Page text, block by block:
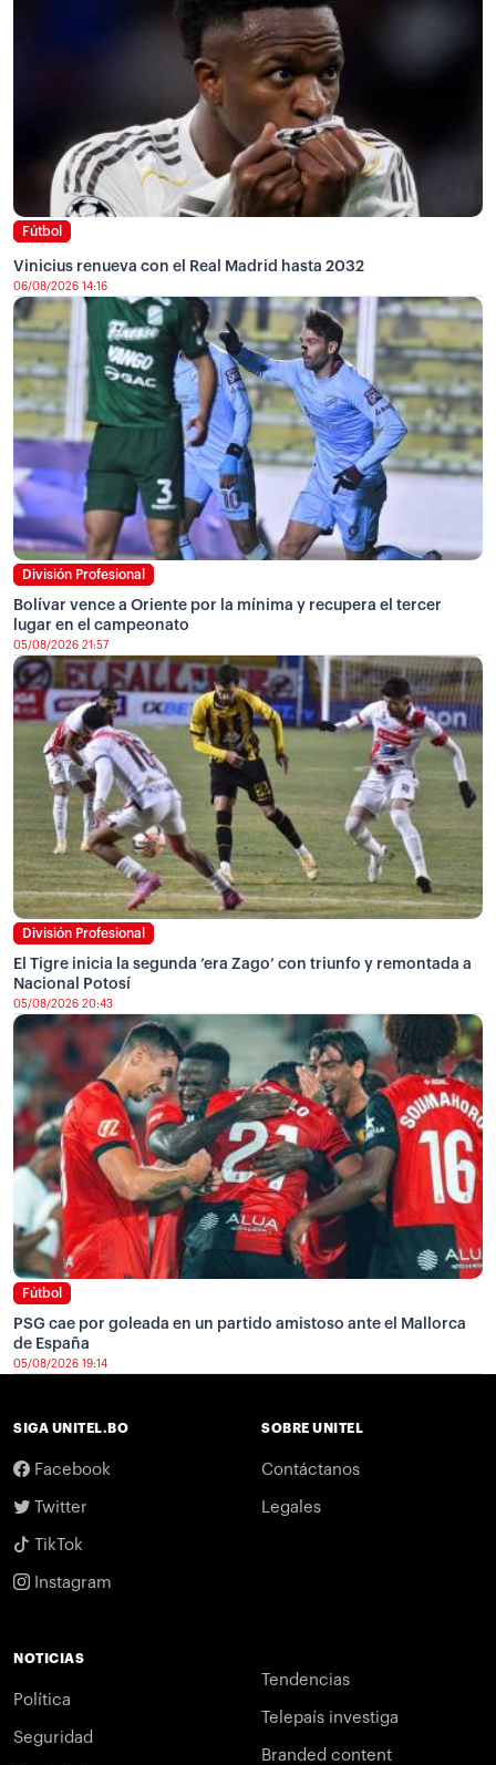
Fútbol
Vinicius renueva con el Real Madrid hasta 2032
06/08/2026 14:16
División Profesional
Bolívar vence a Oriente por la mínima y recupera el tercer
lugar en el campeonato
05/08/2026 21:57
División Profesional
El Tigre inicia la segunda ‘era Zago’ con triunfo y remontada a
Nacional Potosí
05/08/2026 20:43
Fútbol
PSG cae por goleada en un partido amistoso ante el Mallorca
de España
05/08/2026 19:14
SIGA UNITEL.BO
Facebook
Twitter
TikTok
Instagram
SOBRE UNITEL
Contáctanos
Legales
NOTICIAS
Política
Seguridad
Tendencias
Telepaís investiga
Branded content